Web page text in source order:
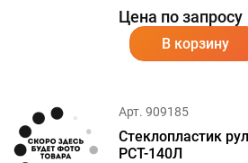
Цена по запросу
В корзину
Арт. 909185
Стеклопластик
РСТ-140Л